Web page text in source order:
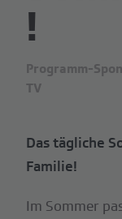
!
Programm-
TV
Das tägliche
Familie!
Im Sommer